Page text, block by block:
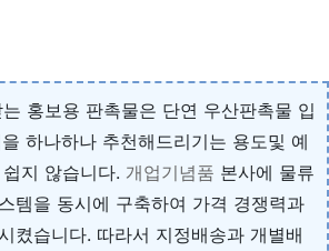
홍보용 판촉물은 단연 우산판촉물 입
하나하나 추천해드리기는 용도및 예
지 않습니다. 개업기념품 본사에 물류
템을 동시에 구축하여 가격 경쟁력과
켰습니다. 따라서 지정배송과 개별배